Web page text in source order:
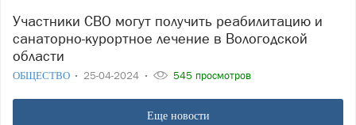
Участники СВО могут получить реабилитацию и
санаторно-курортное лечение в Вологодской
области
ОБЩЕСТВО 25-04-2024 545 просмотров
Еще новости